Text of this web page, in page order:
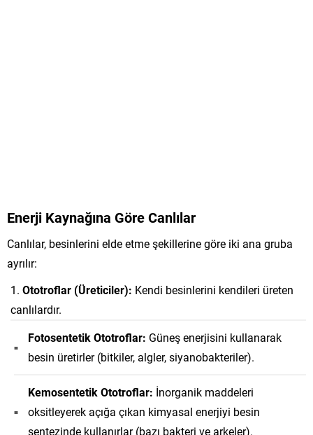
Enerji Kaynağına Göre Canlılar
Canlılar, besinlerini elde etme şekillerine göre iki ana gruba
ayrılır:
Ototroflar (Üreticiler): Kendi besinlerini kendileri üreten
canlılardır.
Fotosentetik Ototroflar: Güneş enerjisini kullanarak
besin üretirler (bitkiler, algler, siyanobakteriler).
Kemosentetik Ototroflar: İnorganik maddeleri
oksitleyerek açığa çıkan kimyasal enerjiyi besin
sentezinde kullanırlar (bazı bakteri ve arkeler).